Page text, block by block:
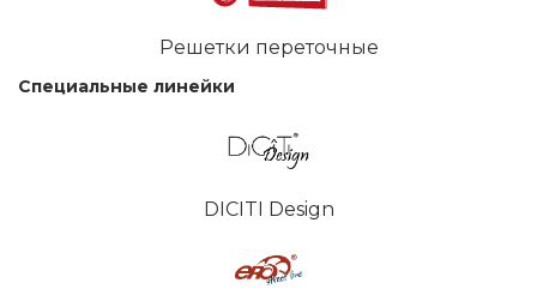
Решетки переточные
Специальные линейки
DICITI Design